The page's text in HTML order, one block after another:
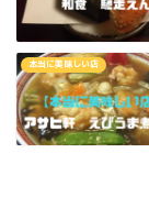
本当に美味しい店